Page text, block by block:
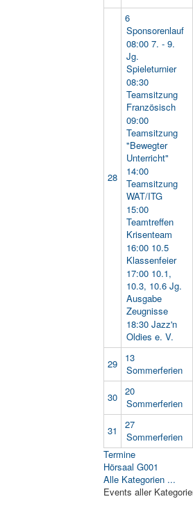
28
6
Sponsorenlauf
08:00 7. - 9.
Jg.
Spieleturnier
08:30
Teamsitzung
Französisch
09:00
Teamsitzung
"Bewegter
Unterricht"
14:00
Teamsitzung
WAT/ITG
15:00
Teamtreffen
Krisenteam
16:00 10.5
Klassenfeier
17:00 10.1,
10.3, 10.6 Jg.
Ausgabe
Zeugnisse
18:30 Jazz'n
Oldies e. V.
29
13
Sommerferien
30 20
Sommerferien
31
27
Sommerferien
Termine
Hörsaal G001
Alle Kategorien ...
Events aller